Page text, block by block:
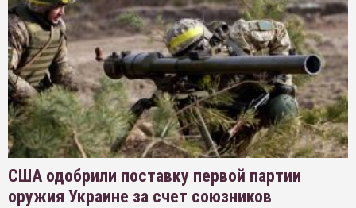
США одобрили поставку первой партии
оружия Украине за счет союзников